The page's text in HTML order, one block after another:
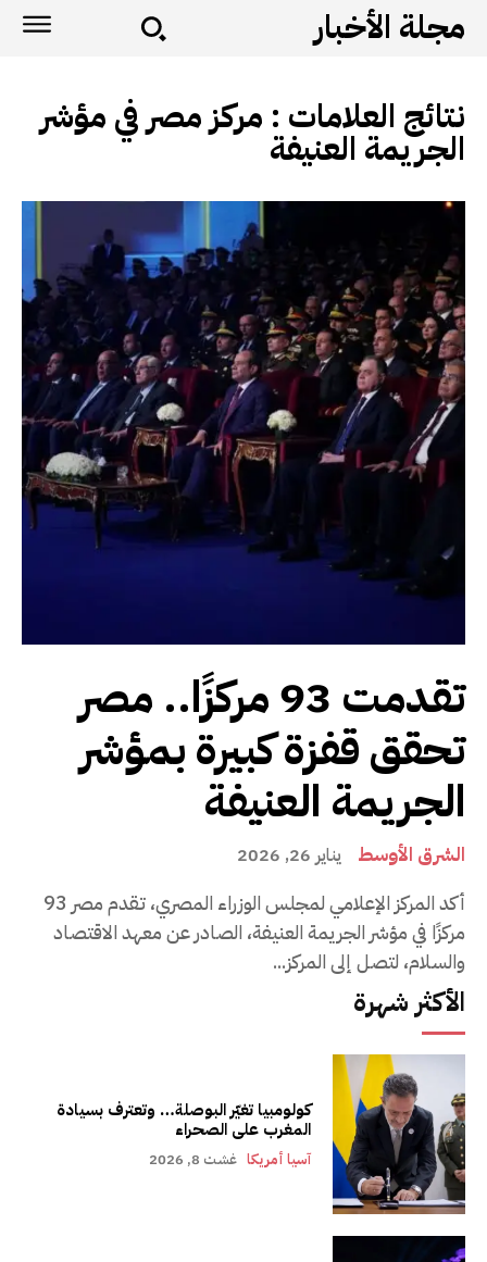
مجلة الأخبار
نتائج العلامات : مركز مصر في مؤشر
الجريمة العنيفة
تقدمت 93 مركزًا.. مصر
تحقق قفزة كبيرة بمؤشر
الجريمة العنيفة
الشرق الأوسط يناير 26, 2026
أكد المركز الإعلامي لمجلس الوزراء المصري، تقدم مصر 93
مركزًا في مؤشر الجريمة العنيفة، الصادر عن معهد الاقتصاد
والسلام، لتصل إلى المركز...
الأكثر شهرة
كولومبيا تغيّر البوصلة… وتعترف بسيادة
المغرب على الصحراء
آسيا أمريكا غشت 8, 2026